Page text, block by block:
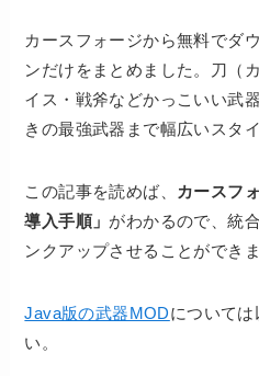
カースフォージから無料でダ
ンだけをまとめました。刀（
イス・戦斧などかっこいい武
きの最強武器まで幅広いスタ
この記事を読めば、
カースフ
導入手順」 がわかるので、統
ンクアップさせることができ
Java版の武器MODについては
い。